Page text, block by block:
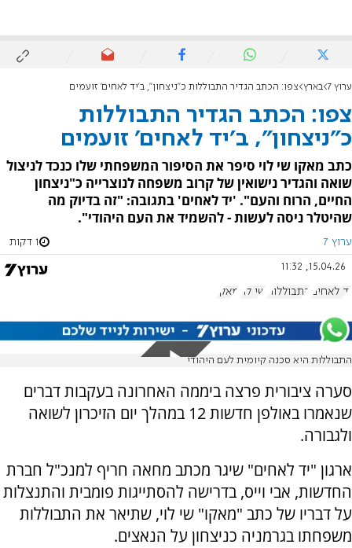
ערוץ 7 בארץ צפו: הכתב הגדיר התבוללות כ"ניצחון", ב'יד לאחים' זועמים
צפו: הכתב הגדיר התבוללות
כ"ניצחון", ב'יד לאחים' זועמים
כתב מאקו שי לוי סיפר את הסיפור המשפחתי שלו כנכד לניצול
שואה והגדיר נישואין של קרוב משפחה לנוצרייה כ"ניצחון
החיים, הרוח והעם". 'יד לאחים' בתגובה: "זה בדיוק מה
שהיטלר ניסה לעשות - להשמיד את העם היהודי".
ערוץ 7 1 דקות
15.04.26, 11:32
יד לאחים התבוללות שי לוי מאקו
התבוללות היא סכנה קיומית לעם היהודי
סערה ציבורית פרצה ביממה האחרונה בעקבות דברים
שנאמרו באולפן חדשות 12 במהלך יום הזיכרון לשואה
ולגבורה.
ארגון "יד לאחים" שיגר מכתב מחאה חריף למנכ"ל חברת
החדשות, אבי וייס, בדרישה להסתייגות פומבית והתנצלות
על דבריו של כתב "מאקו" שי לוי, שתיאר את התבוללות
משפחתו בגרמניה כניצחון על הנאצים.